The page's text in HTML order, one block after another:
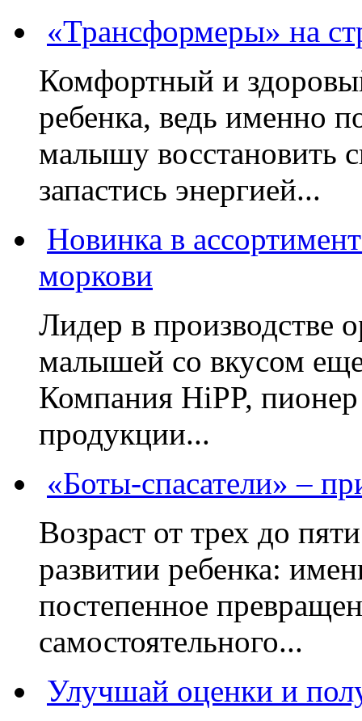
«Трансформеры» на
Комфортный и
ребенка, ведь именно
малышу восстановить
запастись энергией...
Новинка в
моркови
Лидер в производстве
малышей со вкусом
Компания HiPP, пионер
продукции...
«Боты-спасатели» –
Возраст от трех до
развитии ребенка:
постепенное
самостоятельного...
Улучшай оценки и